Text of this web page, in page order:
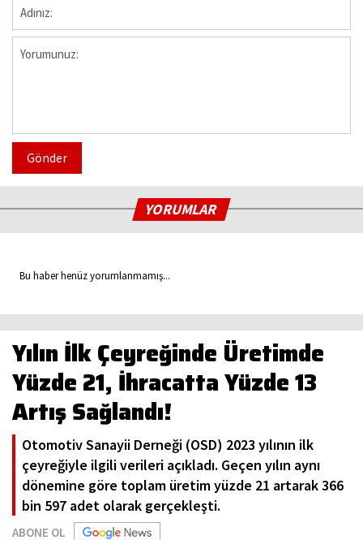
Gönder
YORUMLAR
Bu haber henüz yorumlanmamış...
Yılın İlk Çeyreğinde Üretimde
Yüzde 21, İhracatta Yüzde 13
Artış Sağlandı!
Otomotiv Sanayii Derneği (OSD) 2023 yılının ilk
çeyreğiyle ilgili verileri açıkladı. Geçen yılın aynı
dönemine göre toplam üretim yüzde 21 artarak 366
bin 597 adet olarak gerçekleşti.
ABONE OL